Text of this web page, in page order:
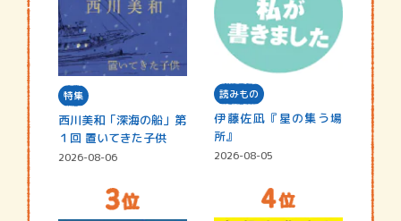
特集
西川美和「深海の船」第
１回 置いてきた子供
2026-08-06
読みもの
伊藤佐凪『星の集う場
所』
2026-08-05